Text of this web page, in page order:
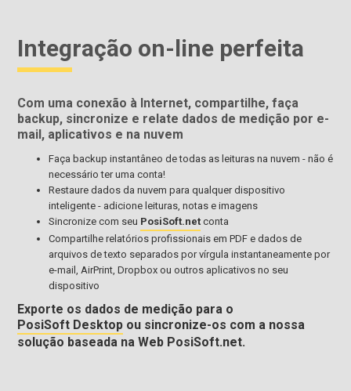
Integração on-line perfeita
Com uma conexão à Internet, compartilhe, faça
backup, sincronize e relate dados de medição por e-
mail, aplicativos e na nuvem
Faça backup instantâneo de todas as leituras na nuvem - não é
necessário ter uma conta!
Restaure dados da nuvem para qualquer dispositivo
inteligente - adicione leituras, notas e imagens
Sincronize com seu PosiSoft.net conta
Compartilhe relatórios profissionais em PDF e dados de
arquivos de texto separados por vírgula instantaneamente por
e-mail, AirPrint, Dropbox ou outros aplicativos no seu
dispositivo
Exporte os dados de medição para o
PosiSoft Desktop ou sincronize-os com a nossa
solução baseada na Web PosiSoft.net.